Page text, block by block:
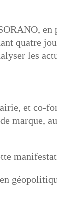
quatre
les
et co-
marque,